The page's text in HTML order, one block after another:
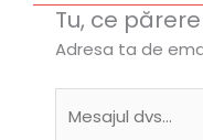
Tu, ce
Adresa ta de